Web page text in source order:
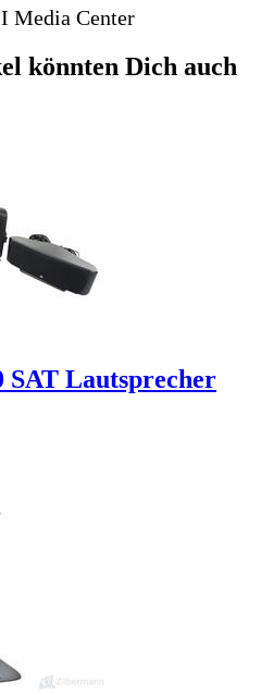
Media Center
könnten Dich auch
SAT Lautsprecher